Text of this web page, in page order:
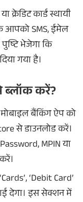
क्रेडिट कार्ड स्थायी
आपको SMS, ईमेल
भेजेगा कि
गया है।
ब्लॉक करें?
बैंकिंग ऐप को
से डाउनलोड करें।
MPIN या
‘Debit Card’
देगा। इस सेक्शन में